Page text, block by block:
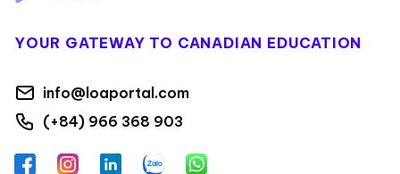
YOUR GATEWAY TO CANADIAN EDUCATION
info@loaportal.com
(+84) 966 368 903
FacebookInstagramLinkedInZalo WhatsApp